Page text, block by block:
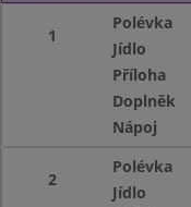
1
Polévka
Jídlo
Příloha
Doplněk
Nápoj
2
Polévka
Jídlo